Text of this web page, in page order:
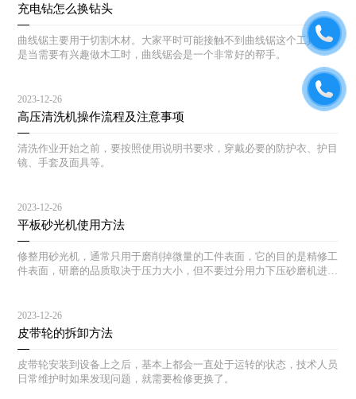
充电钻怎么换钻头
曲线锯主要用于切割木材。大家平时可能接触不到曲线锯这个工具，但
是当需要有兴趣做木工时，曲线锯会是一个非常好的帮手。
2023-12-26
高压清洗机操作流程及注意事项
清洗作业开始之前，要按照使用说明书要求，穿戴必要的防护衣、护目
镜、手套及面具等。
2023-12-26
平板砂光机使用方法
修整用砂光机，通常只用于磨削掉微量的工件表面，它的目的是精修工
件表面，研磨的品质取决于压力大小，但不要过分用力下压砂磨机进行
2023-12-26
皮带轮的拆卸方法
皮带轮安装到设备上之后，基本上都会一直处于运转的状态，技术人员
日常维护时如果发现问题，就需要检修更换了。